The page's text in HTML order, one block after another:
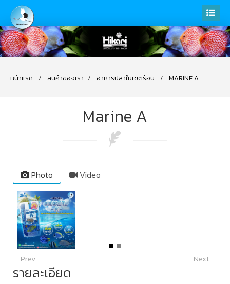
หน้าแรก สินค้าของเรา อาหารปลาในเขตร้อน MARINE A
Marine A
Photo Video
Prev Next
รายละเอียด